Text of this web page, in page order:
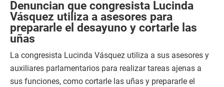
Denuncian que congresista Lucinda
Vásquez utiliza a asesores para
prepararle el desayuno y cortarle las
uñas
La congresista Lucinda Vásquez utiliza a sus asesores y
auxiliares parlamentarios para realizar tareas ajenas a
sus funciones, como cortarle las uñas y prepararle el